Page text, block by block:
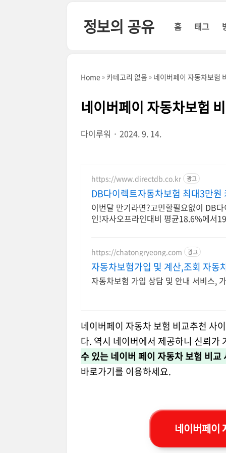
정보의 공유 홈 태그
Home 카테고리 없음 네이버페이 자동차보험
네이버페이 자동차보험
다이루워 2024. 9. 14.
https://www.directdb.co.kr 광고
DB다이렉트자동차보험 최대3만원
이번달 만기라면?고민할필요없이 DB
인!자사오프라인대비 평균18.6%에서
https://chatongryeong.com 광고
자동차보험가입 및 계산,조회 자동
자동차보험 가입 상담 및 안내 서비스,
네이버페이 자동차 보험 비교추천 사
다. 역시 네이버에서 제공하니 신뢰가
수 있는 네이버 페이 자동차 보험 비교
바로가기를 이용하세요.
네이버페이